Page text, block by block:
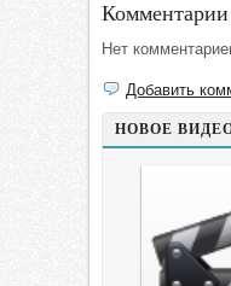
Нет
Добавить
НОВОЕ